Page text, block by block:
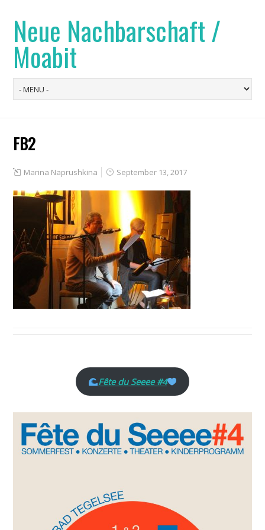
Neue Nachbarschaft /
Moabit
FB2
Marina Naprushkina September 13, 2017
Fête du Seeee #4